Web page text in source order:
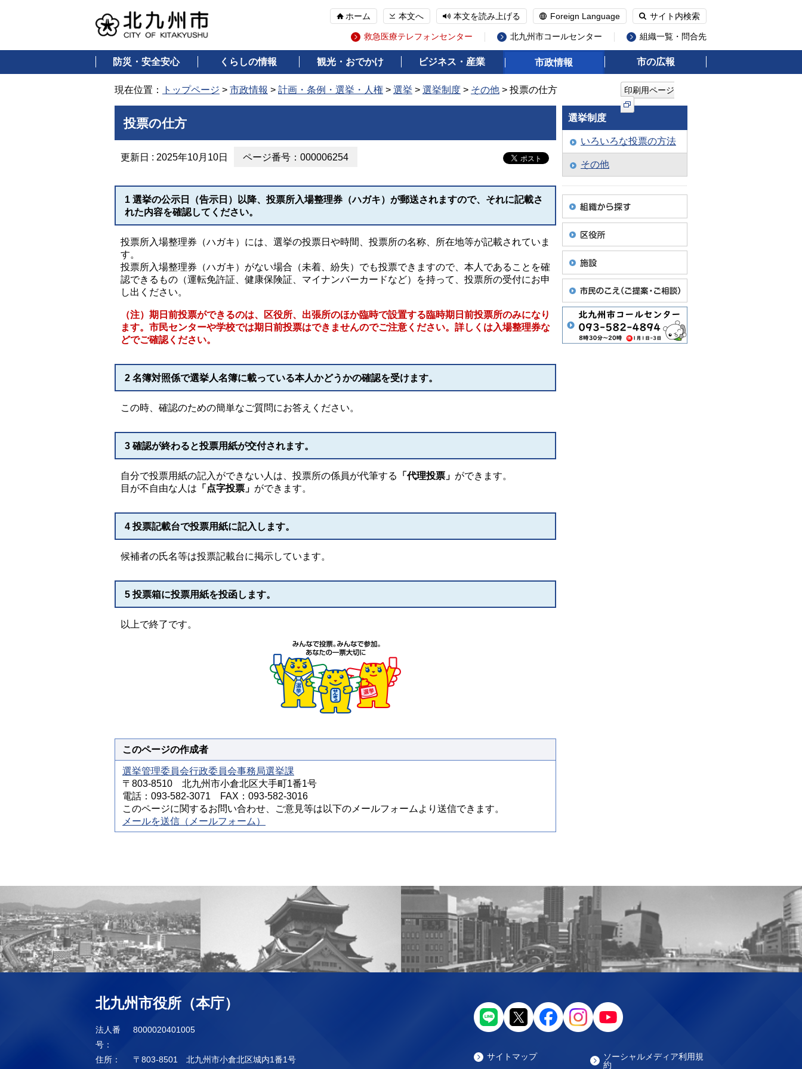
ホーム 本文へ 本文を読み上げる Foreign Language サイト内検索
救急医療テレフォンセンター 北九州市コールセンター 組織一覧・問合先
防災・安全安心 くらしの情報 観光・おでかけ ビジネス・産業 市政情報 市の広報
現在位置： トップページ > 市政情報 > 計画・条例・選挙・人権 > 選挙 > 選挙制度 > その他 > 投票の仕方 印刷用ページ
投票の仕方
更新日 : 2025年10月10日 ページ番号：000006254
1 選挙の公示日（告示日）以降、投票所入場整理券（ハガキ）が郵送されますので、それに記載さ
れた内容を確認してください。
投票所入場整理券（ハガキ）には、選挙の投票日や時間、投票所の名称、所在地等が記載されていま
す。
投票所入場整理券（ハガキ）がない場合（未着、紛失）でも投票できますので、本人であることを確
認できるもの（運転免許証、健康保険証、マイナンバーカードなど）を持って、投票所の受付にお申
し出ください。
（注）期日前投票ができるのは、区役所、出張所のほか臨時で設置する臨時期日前投票所のみになり
ます。市民センターや学校では期日前投票はできませんのでご注意ください。詳しくは入場整理券な
どでご確認ください。
2 名簿対照係で選挙人名簿に載っている本人かどうかの確認を受けます。
この時、確認のための簡単なご質問にお答えください。
3 確認が終わると投票用紙が交付されます。
自分で投票用紙の記入ができない人は、投票所の係員が代筆する 「代理投票」 ができます。
目が不自由な人は 「点字投票」 ができます。
4 投票記載台で投票用紙に記入します。
候補者の氏名等は投票記載台に掲示しています。
5 投票箱に投票用紙を投函します。
以上で終了です。
このページの作成者
選挙管理委員会行政委員会事務局選挙課
〒803-8510 北九州市小倉北区大手町1番1号
電話：093-582-3071 FAX：093-582-3016
このページに関するお問い合わせ、ご意見等は以下のメールフォームより送信できます。
メールを送信（メールフォーム）
選挙制度
いろいろな投票の方法
その他
北九州市役所（本庁）
法人番
号：
8000020401005
住所： 〒803-8501 北九州市小倉北区城内1番1号 サイトマップ
ソーシャルメディア利用規
約